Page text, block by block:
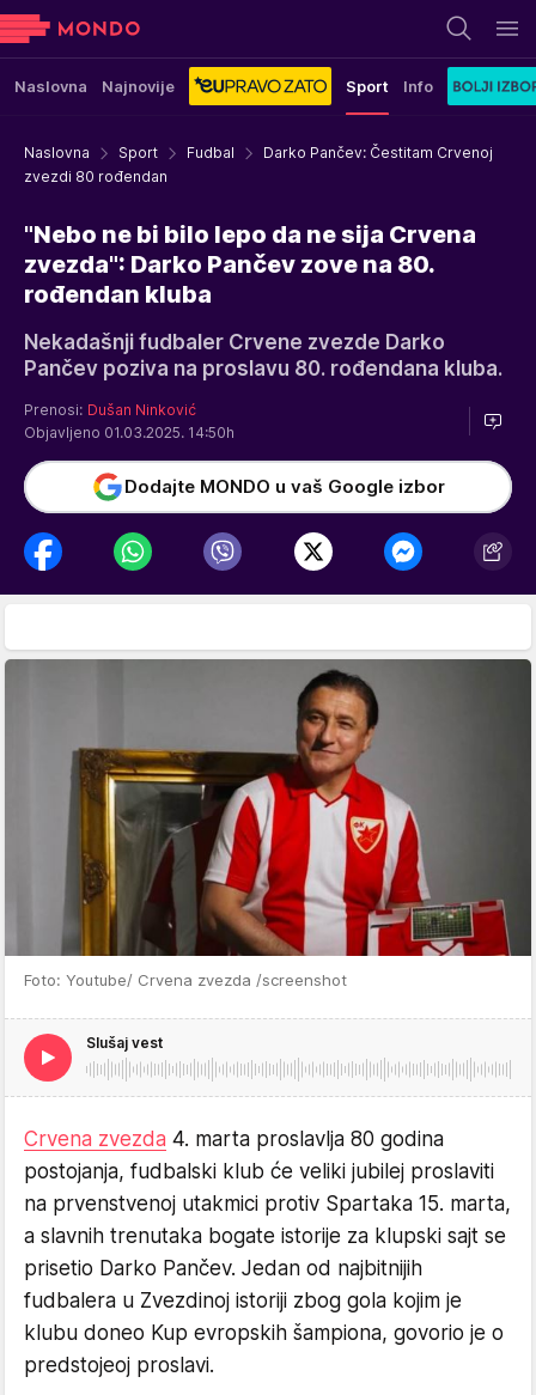
Naslovna Najnovije Sport Info
Naslovna Sport Fudbal
Darko Pančev: Čestitam Crvenoj
zvezdi 80 rođendan
"Nebo ne bi bilo lepo da ne sija Crvena
zvezda": Darko Pančev zove na 80.
rođendan kluba
Nekadašnji fudbaler Crvene zvezde Darko
Pančev poziva na proslavu 80. rođendana kluba.
Prenosi: Dušan Ninković
Objavljeno 01.03.2025. 14:50h
Dodajte MONDO u vaš Google izbor
Foto: Youtube/ Crvena zvezda /screenshot
Slušaj vest
Crvena zvezda 4. marta proslavlja 80 godina
postojanja, fudbalski klub će veliki jubilej proslaviti
na prvenstvenoj utakmici protiv Spartaka 15. marta,
a slavnih trenutaka bogate istorije za klupski sajt se
prisetio Darko Pančev. Jedan od najbitnijih
fudbalera u Zvezdinoj istoriji zbog gola kojim je
klubu doneo Kup evropskih šampiona, govorio je o
predstojeoj proslavi.